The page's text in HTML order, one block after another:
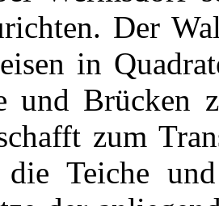
Der
in
und Brücken
zum
die Teiche